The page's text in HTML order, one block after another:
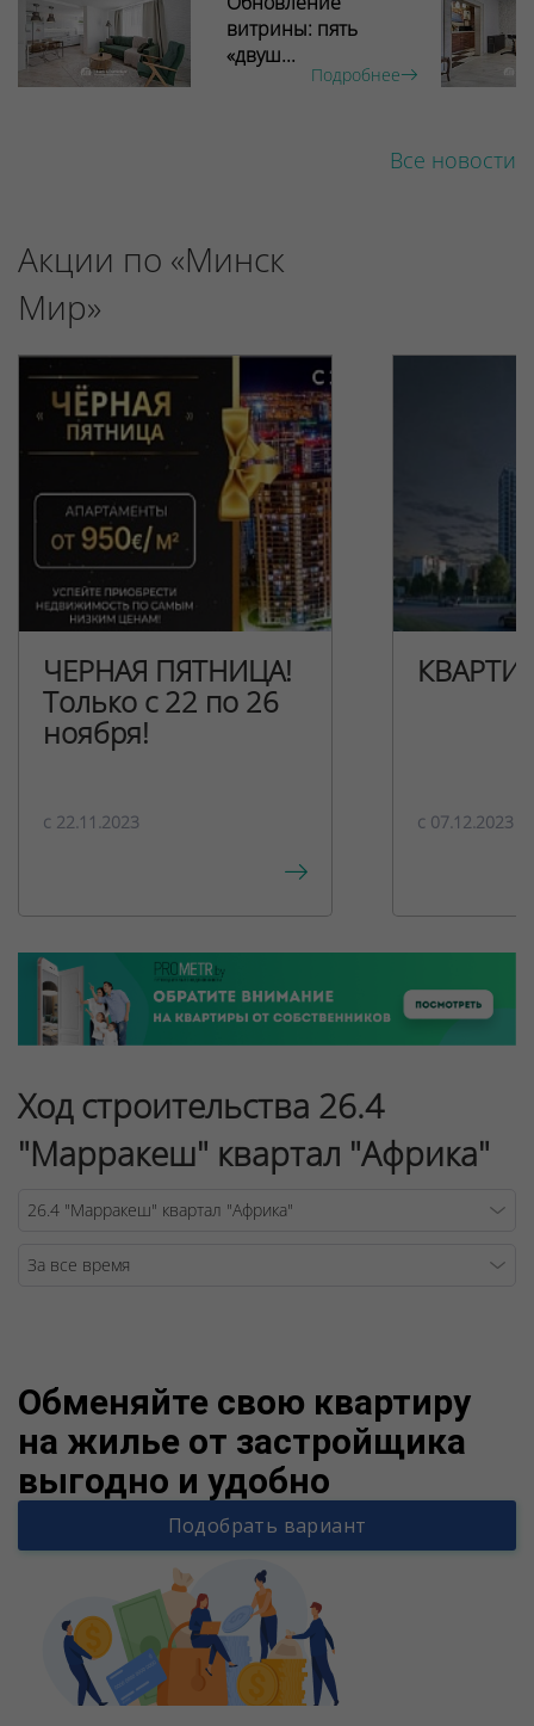
витрины: пять
«двуш...
Подробнее
Все новости
Акции по «Минск
Мир»
ЧЕРНАЯ ПЯТНИЦА!
Только с 22 по 26
ноября!
c 22.11.2023 c 07.12.2023
Ход строительства 26.4
"Марракеш" квартал "Африка"
Обменяйте свою квартиру
на жилье от застройщика
выгодно и удобно
Подобрать вариант